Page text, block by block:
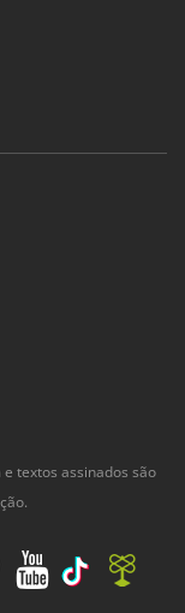
textos assinados são